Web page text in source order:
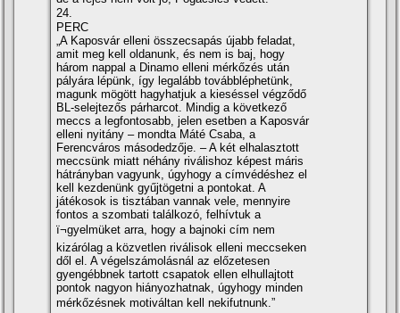
24.
PERC
„A Kaposvár elleni összecsapás újabb feladat,
amit meg kell oldanunk, és nem is baj, hogy
három nappal a Dinamo elleni mérkőzés után
pályára lépünk, í­gy legalább továbbléphetünk,
magunk mögött hagyhatjuk a kieséssel végződő
BL-selejtezős párharcot. Mindig a következő
meccs a legfontosabb, jelen esetben a Kaposvár
elleni nyitány – mondta Máté Csaba, a
Ferencváros másodedzője. – A két elhalasztott
meccsünk miatt néhány riválishoz képest máris
hátrányban vagyunk, úgyhogy a cí­mvédéshez el
kell kezdenünk gyűjtögetni a pontokat. A
játékosok is tisztában vannak vele, mennyire
fontos a szombati találkozó, felhí­vtuk a
ï¬gyelmüket arra, hogy a bajnoki cí­m nem
kizárólag a közvetlen riválisok elleni meccseken
dől el. A végelszámolásnál az előzetesen
gyengébbnek tartott csapatok ellen elhullajtott
pontok nagyon hiányozhatnak, úgyhogy minden
mérkőzésnek motiváltan kell nekifutnunk.”